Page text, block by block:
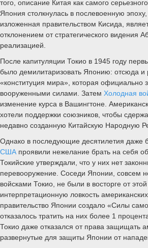
того, описание Китая как самого
Япония столкнулась в послевоенную эпоху,
изложенная правительством Кисида,
отклонением от стратегического видения
реализацией.
После капитуляции Токио в 1945 году
было демилитаризовать Японию: отсюда
«конституция мира», которая официально
вооруженными силами. Затем Холодная
изменение курса в Вашингтоне.
хотели поддержки союзников, чтобы
недавно созданную Китайскую Народную
Однако в последующие десятилетия даже
США проявили нежелание брать на себя
Токийские утверждали, что у них нет
перевооружение. Соседи Японии, совсем
войсками Токио, не были в восторге от
интерпретационную ловкость
правительство Японии создало «Силы
отказалось тратить на них более 1
Токио даже отказался от права защищать
развернутые для защиты Японии от